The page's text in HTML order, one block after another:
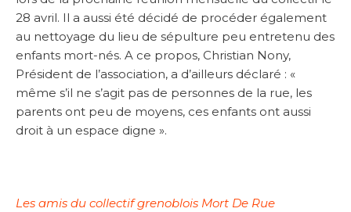
28 avril. Il a aussi été décidé de procéder également
au nettoyage du lieu de sépulture peu entretenu des
enfants mort-nés. A ce propos, Christian Nony,
Président de l’association, a d’ailleurs déclaré : «
même s’il ne s’agit pas de personnes de la rue, les
parents ont peu de moyens, ces enfants ont aussi
droit à un espace digne ».
Les amis du collectif grenoblois Mort De Rue